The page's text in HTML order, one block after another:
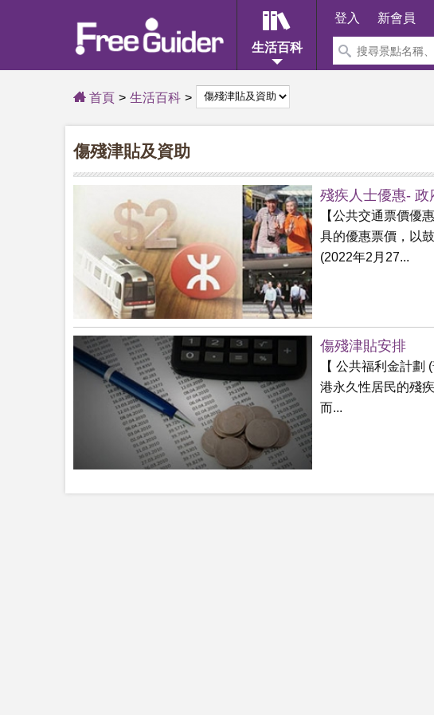
生活百科
登入 新會員
首頁 生活百科
傷殘津貼及資助
殘疾人士優惠- 政
【公共交通票價優
具的優惠票價，以
(2022年2月27...
傷殘津貼安排
【 公共福利金計
港永久性居民的殘
而...